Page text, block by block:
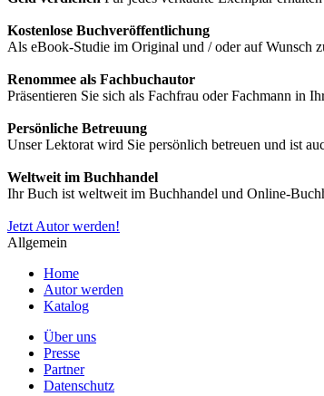
Kostenlose Buchveröffentlichung
Als eBook-Studie im Original und / oder auf Wunsch
Renommee als Fachbuchautor
Präsentieren Sie sich als Fachfrau oder Fachmann in
Persönliche Betreuung
Unser Lektorat wird Sie persönlich betreuen und ist
Weltweit im Buchhandel
Ihr Buch ist weltweit im Buchhandel und Online-
Jetzt Autor werden!
Allgemein
Home
Autor werden
Katalog
Über uns
Presse
Partner
Datenschutz